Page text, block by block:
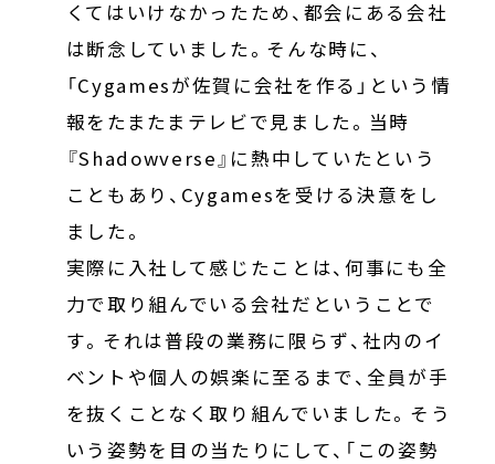
くてはいけなかったため、都会にある会社
は断念していました。そんな時に、
「Cygamesが佐賀に会社を作る」という情
報をたまたまテレビで見ました。当時
『Shadowverse』に熱中していたという
こともあり、Cygamesを受ける決意をし
ました。
実際に入社して感じたことは、何事にも全
力で取り組んでいる会社だということで
す。それは普段の業務に限らず、社内のイ
ベントや個人の娯楽に至るまで、全員が手
を抜くことなく取り組んでいました。そう
いう姿勢を目の当たりにして、「この姿勢